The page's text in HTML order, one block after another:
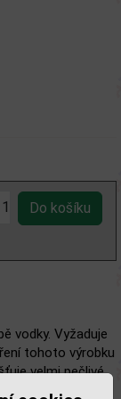
vodky. Vyžaduje
tohoto výrobku
velmi pečlivé